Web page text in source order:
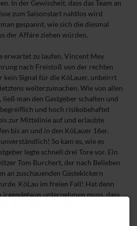
In der Gewissheit, dass das Team an
zum Saisonstart nahtlos wird
gespannt, wie sich die diesmal
der Affäre ziehen würden.
erwartet zu laufen. Vincent Mey
nach Freistoß von der rechten
kein Signal für die KöLauer, unbeirrt
weiterzumachen. Wie von allen
ließ man den Gastgeber schalten und
und hoch risikobehaftet
zur Mittelinie auf und erlaubte
bis an und in den KöLauer 16er.
So kam es, wie es
legte schnell drei Tore vor. Ein
Tom Burchert, der nach Belieben
an zuschauenden Gästekickern
KöLau im freien Fall! Hat denn
irgendetwas unternehmen muss, dass